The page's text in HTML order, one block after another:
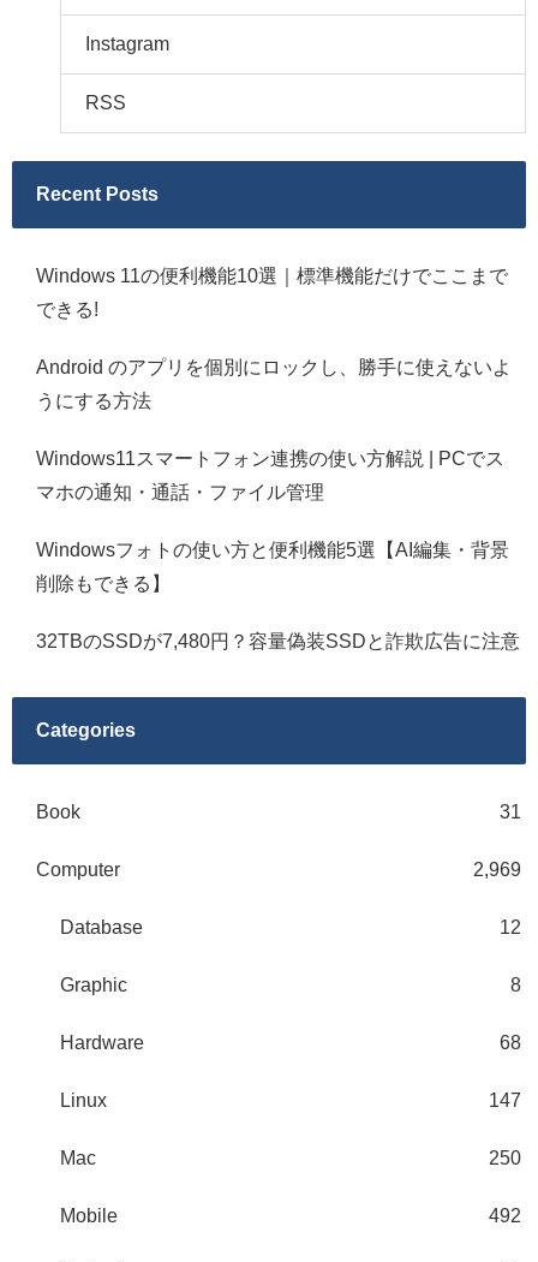
Instagram
RSS
Recent Posts
Windows 11の便利機能10選｜標準機能だけでここまで
できる!
Android のアプリを個別にロックし、勝手に使えないよ
うにする方法
Windows11スマートフォン連携の使い方解説 | PCでス
マホの通知・通話・ファイル管理
Windowsフォトの使い方と便利機能5選【AI編集・背景
削除もできる】
32TBのSSDが7,480円？容量偽装SSDと詐欺広告に注意
Categories
Book 31
Computer 2,969
Database 12
Graphic 8
Hardware 68
Linux 147
Mac 250
Mobile 492